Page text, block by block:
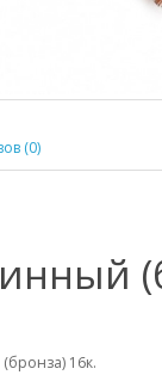
(0)
16к.